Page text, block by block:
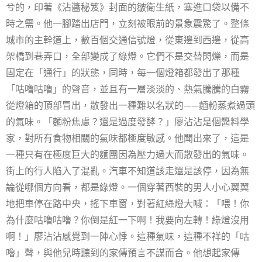
兮的，印著《沾醬秘笈》封面的皺衛生紙，塞進口袋以備不
時之需。他一腳踏出店門，立刻被眼前的景象震驚了。整條
城市的主幹道上，數百個交通信號燈，從東邊到西邊，從高
架橋到巷弄口，全部變成了綠燈。它們不是交替閃爍，而是
固定在「通行」的狀態，同時，每一個燈箱都發出了那種
「咕嚕咕嚕」的聲音，並且有一層淡淡的、熱氣騰騰的白霧
從燈箱的頂部冒出，散發出一種難以名狀的——麵粉蒸煮過頭
的氣味。「麵粉焦慮？還是過度發酵？」廖沾沾是個醬料學
家，對所有食物相關的氣味都極度敏感。他聞出來了，這是
一種只有在極度巨大的麵團因為壓力過大而散發出的氣味。
街上的行人陷入了混亂。汽車不知道該走還是該停，因為無
論從哪個方向看，都是綠燈。一個穿著西裝的男人小心翼翼
地把車停在路中央，搖下車窗，對著紅綠燈大喊：「喂！你
為什麼咕嚕咕嚕？你倒是紅一下啊！我要向左轉！綠燈沒用
啊！」廖沾沾感覺到一陣心悸。這種氣味，這種不祥的「咕
嚕」聲，與他兒時聽到的家傳預言不謀而合。他想起家傳